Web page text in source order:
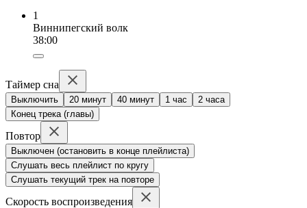
1
Виннипегский волк
38:00
Таймер сна
Выключить 20 минут 40 минут 1 час
2 часа
Конец трека (главы)
Повтор
Выключен (остановить в конце плейлиста)
Слушать весь плейлист по кругу
Слушать текущий трек на повторе
Скорость воспроизведения